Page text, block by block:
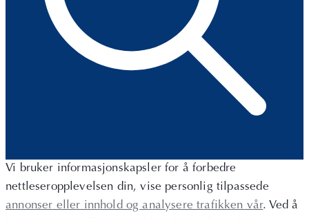
Vi bruker informasjonskapsler for å forbedre
nettleseropplevelsen din, vise personlig tilpassede
annonser eller innhold og analysere trafikken vår. Ved å